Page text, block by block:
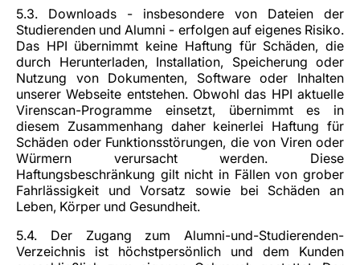
5.3. Downloads - insbesondere von Dateien der
Studierenden und Alumni - erfolgen auf eigenes Risiko.
Das HPI übernimmt keine Haftung für Schäden, die
durch Herunterladen, Installation, Speicherung oder
Nutzung von Dokumenten, Software oder Inhalten
unserer Webseite entstehen. Obwohl das HPI aktuelle
Virenscan-Programme einsetzt, übernimmt es in
diesem Zusammenhang daher keinerlei Haftung für
Schäden oder Funktionsstörungen, die von Viren oder
Würmern verursacht werden. Diese
Haftungsbeschränkung gilt nicht in Fällen von grober
Fahrlässigkeit und Vorsatz sowie bei Schäden an
Leben, Körper und Gesundheit.
5.4. Der Zugang zum Alumni-und-Studierenden-
Verzeichnis ist höchstpersönlich und dem Kunden